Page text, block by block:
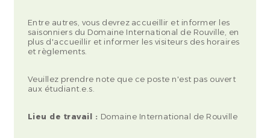
Entre autres, vous devrez accueillir et informer les
saisonniers du Domaine International de Rouville, en
plus d'accueillir et informer les visiteurs des horaires
et règlements.
Veuillez prendre note que ce poste n'est pas ouvert
aux étudiant.e.s.
Lieu de travail : Domaine International de Rouville